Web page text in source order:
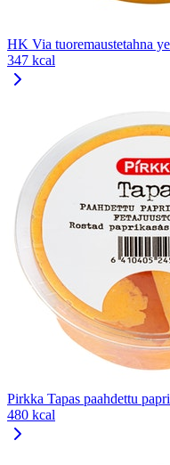
HK Via tuoremaustetahna
347 kcal
Pirkka Tapas paahdettu
480 kcal